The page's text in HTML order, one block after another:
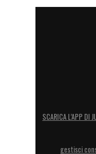
SCARICA L’APP DI
gestisci